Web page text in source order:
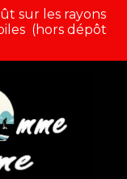
sur les rayons
(hors dépôt